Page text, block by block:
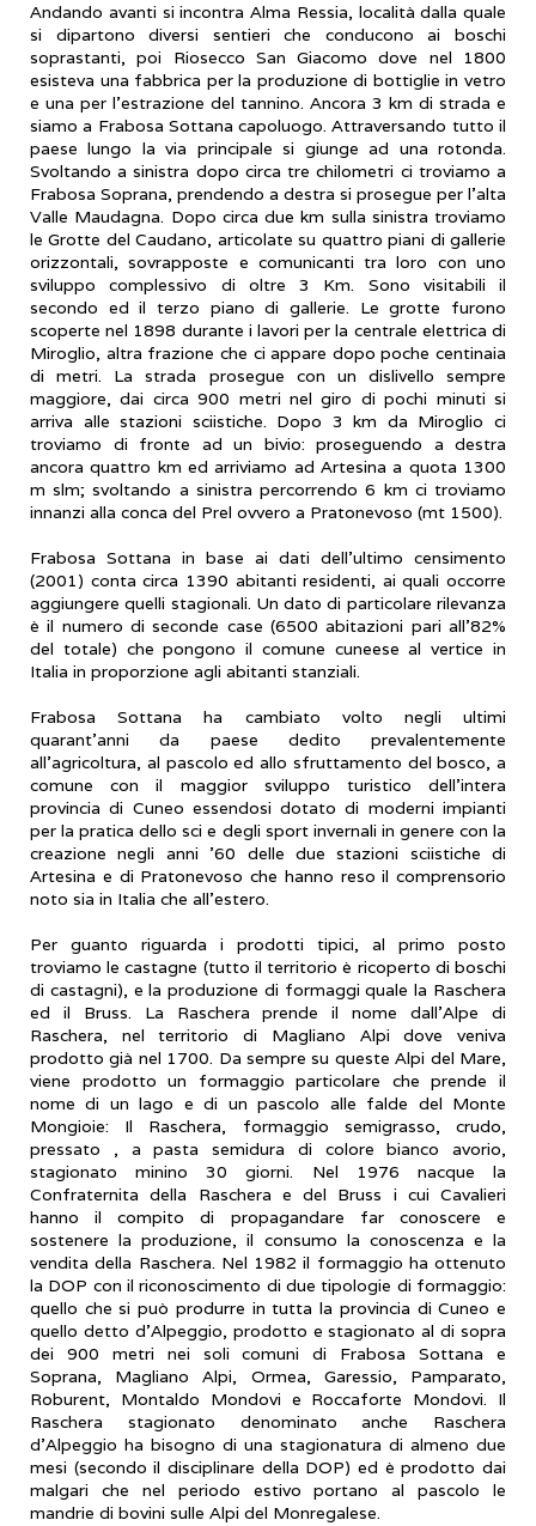
Andando avanti si incontra Alma Ressia, località dalla quale
si dipartono diversi sentieri che conducono ai boschi
soprastanti, poi Riosecco San Giacomo dove nel 1800
esisteva una fabbrica per la produzione di bottiglie in vetro
e una per l’estrazione del tannino. Ancora 3 km di strada e
siamo a Frabosa Sottana capoluogo. Attraversando tutto il
paese lungo la via principale si giunge ad una rotonda.
Svoltando a sinistra dopo circa tre chilometri ci troviamo a
Frabosa Soprana, prendendo a destra si prosegue per l’alta
Valle Maudagna. Dopo circa due km sulla sinistra troviamo
le Grotte del Caudano, articolate su quattro piani di gallerie
orizzontali, sovrapposte e comunicanti tra loro con uno
sviluppo complessivo di oltre 3 Km. Sono visitabili il
secondo ed il terzo piano di gallerie. Le grotte furono
scoperte nel 1898 durante i lavori per la centrale elettrica di
Miroglio, altra frazione che ci appare dopo poche centinaia
di metri. La strada prosegue con un dislivello sempre
maggiore, dai circa 900 metri nel giro di pochi minuti si
arriva alle stazioni sciistiche. Dopo 3 km da Miroglio ci
troviamo di fronte ad un bivio: proseguendo a destra
ancora quattro km ed arriviamo ad Artesina a quota 1300
m slm; svoltando a sinistra percorrendo 6 km ci troviamo
innanzi alla conca del Prel ovvero a Pratonevoso (mt 1500).
Frabosa Sottana in base ai dati dell’ultimo censimento
(2001) conta circa 1390 abitanti residenti, ai quali occorre
aggiungere quelli stagionali. Un dato di particolare rilevanza
è il numero di seconde case (6500 abitazioni pari all’82%
del totale) che pongono il comune cuneese al vertice in
Italia in proporzione agli abitanti stanziali.
Frabosa Sottana ha cambiato volto negli ultimi
quarant’anni da paese dedito prevalentemente
all’agricoltura, al pascolo ed allo sfruttamento del bosco, a
comune con il maggior sviluppo turistico dell’intera
provincia di Cuneo essendosi dotato di moderni impianti
per la pratica dello sci e degli sport invernali in genere con la
creazione negli anni ’60 delle due stazioni sciistiche di
Artesina e di Pratonevoso che hanno reso il comprensorio
noto sia in Italia che all’estero.
Per guanto riguarda i prodotti tipici, al primo posto
troviamo le castagne (tutto il territorio è ricoperto di boschi
di castagni), e la produzione di formaggi quale la Raschera
ed il Bruss. La Raschera prende il nome dall’Alpe di
Raschera, nel territorio di Magliano Alpi dove veniva
prodotto già nel 1700. Da sempre su queste Alpi del Mare,
viene prodotto un formaggio particolare che prende il
nome di un lago e di un pascolo alle falde del Monte
Mongioie: Il Raschera, formaggio semigrasso, crudo,
pressato , a pasta semidura di colore bianco avorio,
stagionato minino 30 giorni. Nel 1976 nacque la
Confraternita della Raschera e del Bruss i cui Cavalieri
hanno il compito di propagandare far conoscere e
sostenere la produzione, il consumo la conoscenza e la
vendita della Raschera. Nel 1982 il formaggio ha ottenuto
la DOP con il riconoscimento di due tipologie di formaggio:
quello che si può produrre in tutta la provincia di Cuneo e
quello detto d’Alpeggio, prodotto e stagionato al di sopra
dei 900 metri nei soli comuni di Frabosa Sottana e
Soprana, Magliano Alpi, Ormea, Garessio, Pamparato,
Roburent, Montaldo Mondovi e Roccaforte Mondovi. Il
Raschera stagionato denominato anche Raschera
d’Alpeggio ha bisogno di una stagionatura di almeno due
mesi (secondo il disciplinare della DOP) ed è prodotto dai
malgari che nel periodo estivo portano al pascolo le
mandrie di bovini sulle Alpi del Monregalese.